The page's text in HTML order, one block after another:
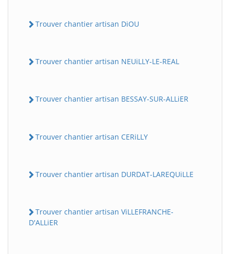
Trouver chantier artisan DiOU
Trouver chantier artisan NEUiLLY-LE-REAL
Trouver chantier artisan BESSAY-SUR-ALLiER
Trouver chantier artisan CERiLLY
Trouver chantier artisan DURDAT-LAREQUiLLE
Trouver chantier artisan ViLLEFRANCHE-
D'ALLiER